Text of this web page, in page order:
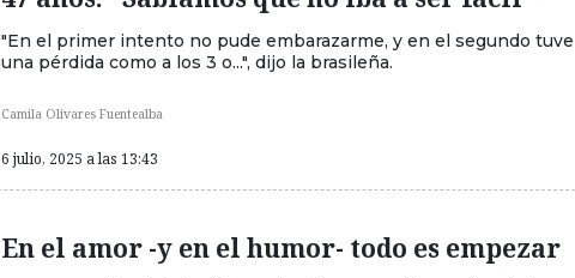
"En el primer intento no pude embarazarme, y en el segundo tuve
una pérdida como a los 3 o...", dijo la brasileña.
Camila Olivares Fuentealba
6 julio, 2025 a las 13:43
En el amor -y en el humor- todo es empezar